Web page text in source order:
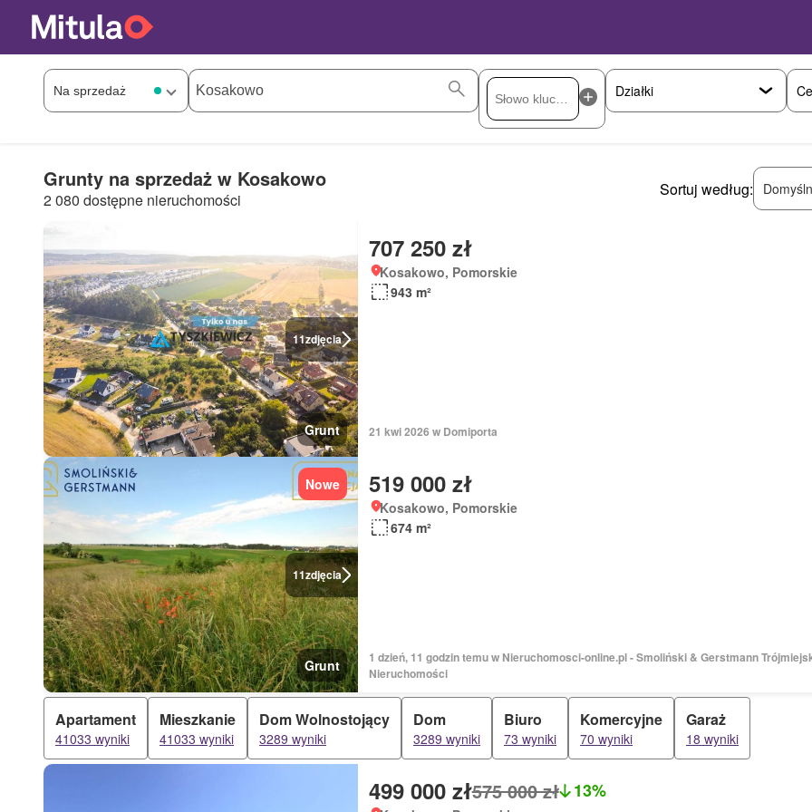
Grunty na sprzedaż w Kosakowo
2 080 dostępne nieruchomości
Sortuj według:
11zdjęcia
Grunt
707 250 zł
Kosakowo, Pomorskie
943 m²
21 kwi 2026 w Domiporta
11zdjęcia
Nowe
Grunt
519 000 zł
Kosakowo, Pomorskie
674 m²
1 dzień, 11 godzin temu w Nieruchomosci-online.pl - Smoliński & Gerstmann
Nieruchomości
Apartament
41033 wyniki
Mieszkanie
41033 wyniki
Dom Wolnostojący
3289 wyniki
Dom
3289 wyniki
Biuro
73 wyniki
Komercyjne
70 wyniki
Garaż
18 wyniki
499 000 zł575 000 zł 13%